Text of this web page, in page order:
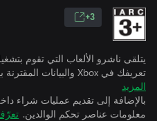
3+
يتلقى ناشرو الألعاب التي تقوم
تعريفك في Xbox والبيانات المقترنة بينما تمارس الألعاب.
المزيد
بالإضافة إلى تقديم عمليات شراء
معلومات عناصر تحكم الوالدين.